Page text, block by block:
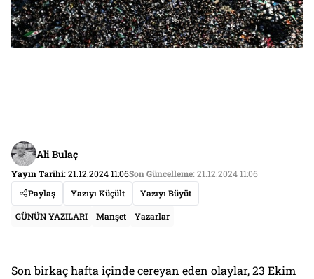
Ali Bulaç
Yayın Tarihi:21.12.2024 11:06Son Güncelleme:21.12.2024 11:06
Paylaş
Yazıyı Küçült Yazıyı Büyüt
GÜNÜN YAZILARI Manşet Yazarlar
Son birkaç hafta içinde cereyan eden olaylar, 23 Ekim